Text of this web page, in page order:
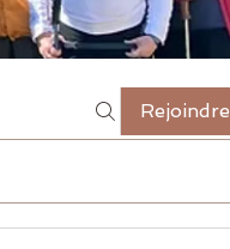
Rejoindre